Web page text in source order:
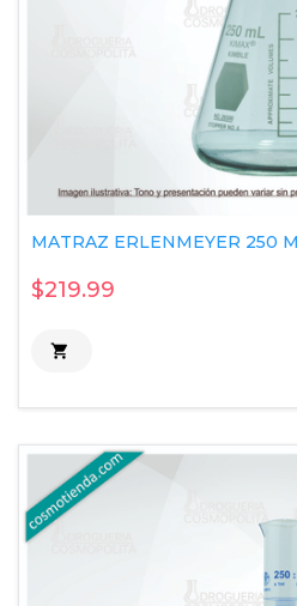
MATRAZ ERLENMEYER 250
$219.99
